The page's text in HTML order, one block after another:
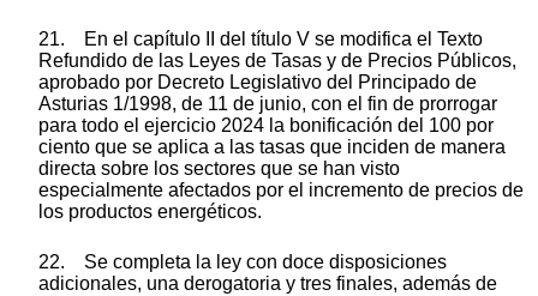
21. En el capítulo II del título V se modifica el Texto
Refundido de las Leyes de Tasas y de Precios Públicos,
aprobado por Decreto Legislativo del Principado de
Asturias 1/1998, de 11 de junio, con el fin de prorrogar
para todo el ejercicio 2024 la bonificación del 100 por
ciento que se aplica a las tasas que inciden de manera
directa sobre los sectores que se han visto
especialmente afectados por el incremento de precios de
los productos energéticos.
22. Se completa la ley con doce disposiciones
adicionales, una derogatoria y tres finales, además de